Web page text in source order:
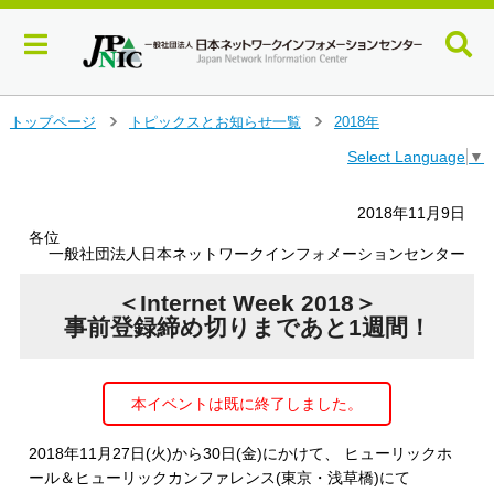
トップページ
トピックスとお知らせ一覧
2018年
Select Language ▼
2018年11月9日
各位
一般社団法人日本ネットワークインフォメーションセンター
＜Internet Week 2018＞
事前登録締め切りまであと1週間！
本イベントは既に終了しました。
2018年11月27日(火)から30日(金)にかけて、 ヒューリックホ
ール＆ヒューリックカンファレンス(東京・浅草橋)にて